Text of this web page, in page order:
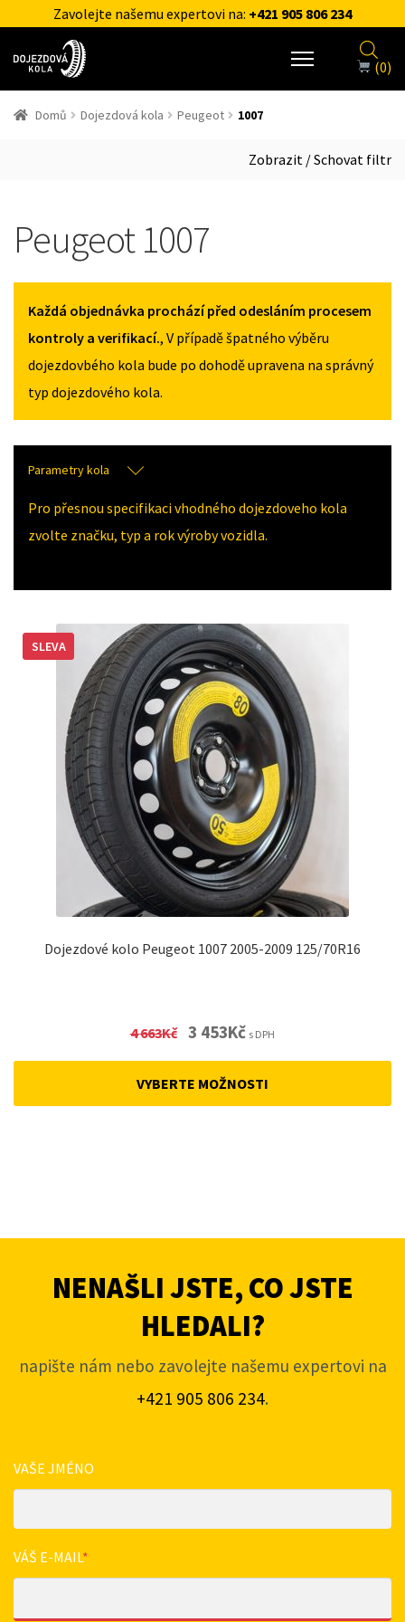
Zavolejte našemu expertovi na: +421 905 806 234
(0)
Domů Dojezdová kola Peugeot 1007
Zobrazit / Schovat filtr
Peugeot 1007
Každá objednávka prochází před odesláním procesem
kontroly a verifikací., V případě špatného výběru
dojezdovbého kola bude po dohodě upravena na správný
typ dojezdového kola.
Parametry kola
Pro přesnou specifikaci vhodného dojezdoveho kola
zvolte značku, typ a rok výroby vozidla.
Dojezdové kolo Peugeot 1007 2005-2009 125/70R16
SLEVA
4 663Kč Original
3 453KčCurrent
s DPH
VYBERTE MOŽNOSTI
NENAŠLI JSTE, CO JSTE
HLEDALI?
napište nám nebo zavolejte našemu expertovi na
+421 905 806 234.
VAŠE JMÉNO
VÁŠ E-MAIL*